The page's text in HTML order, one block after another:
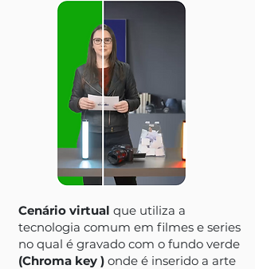
Cenário virtual que utiliza a
tecnologia comum em filmes e series
no qual é gravado com o fundo verde
(Chroma key ) onde é inserido a arte